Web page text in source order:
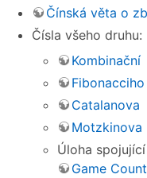
Čínská věta o
Čísla všeho druhu:
Kombinační
Fibonacciho
Catalanova
Motzkinova
Úloha
Game Count